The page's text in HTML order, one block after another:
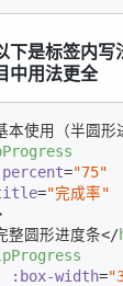
下是标签内写
中用法更全
本使用（半圆形
="75"
="完成率"
整圆形进度条</
:box-width=